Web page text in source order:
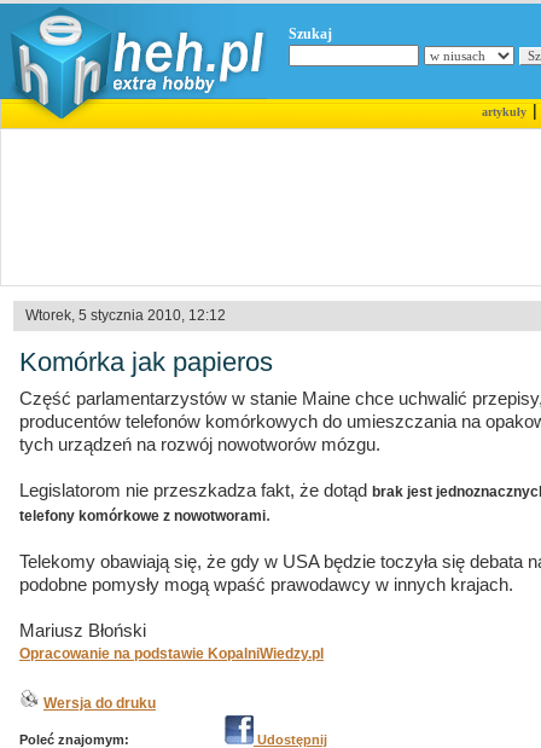
Szukaj
artykuły|
Wtorek, 5 stycznia 2010, 12:12
Komórka jak papieros
Część parlamentarzystów w stanie Maine chce uchwalić
producentów telefonów komórkowych do umieszczania na
tych urządzeń na rozwój nowotworów mózgu.
Legislatorom nie przeszkadza fakt, że dotąd brak jest
telefony komórkowe z nowotworami.
Telekomy obawiają się, że gdy w USA będzie toczyła się debata
podobne pomysły mogą wpaść prawodawcy w innych krajach.
Mariusz Błoński
Opracowanie na podstawie KopalniWiedzy.pl
Wersja do druku
Poleć znajomym: Udostępnij